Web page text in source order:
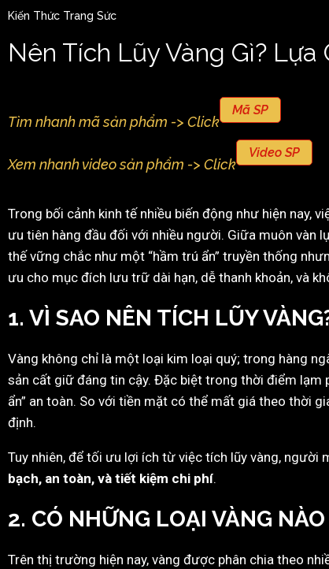
Kiến Thức Trang Sức
Nên Tích Lũy Vàng Gì? Lựa
Tìm nhanh mã sản phẩm -> Click
Mã SP
Xem nhanh video sản phẩm -> Click
Video SP
Trong bối cảnh kinh tế nhiều biến động như hiện nay,
ưu tiên hàng đầu đối với nhiều người. Giữa muôn vàn
thế vững chắc như một “hầm trú ẩn” truyền thống
ưu cho mục đích lưu trữ dài hạn, dễ thanh khoản, và
1. VÌ SAO NÊN TÍCH LŨY
Vàng không chỉ là một loại kim loại quý; trong hàng
sản cất giữ đáng tin cậy. Đặc biệt trong thời điểm lạm
ẩn” an toàn. So với tiền mặt có thể mất giá theo thời
định.
Tuy nhiên, để tối ưu lợi ích từ việc tích lũy vàng, người
bạch, an toàn, và tiết kiệm chi phí.
2. CÓ NHỮNG LOẠI VÀNG
Trên thị trường hiện nay, vàng được phân chia theo